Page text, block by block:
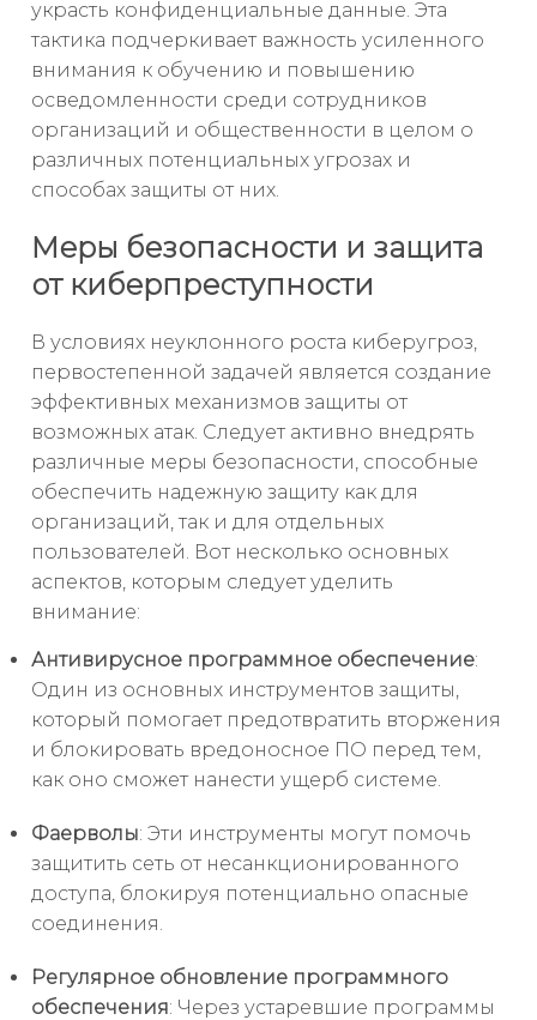
украсть конфиденциальные данные. Эта
тактика подчеркивает важность усиленного
внимания к обучению и повышению
осведомленности среди сотрудников
организаций и общественности в целом о
различных потенциальных угрозах и
способах защиты от них.
Меры безопасности и защита
от киберпреступности
В условиях неуклонного роста киберугроз,
первостепенной задачей является создание
эффективных механизмов защиты от
возможных атак. Следует активно внедрять
различные меры безопасности, способные
обеспечить надежную защиту как для
организаций, так и для отдельных
пользователей. Вот несколько основных
аспектов, которым следует уделить
внимание:
Антивирусное программное обеспечение:
Один из основных инструментов защиты,
который помогает предотвратить вторжения
и блокировать вредоносное ПО перед тем,
как оно сможет нанести ущерб системе.
Фаерволы: Эти инструменты могут помочь
защитить сеть от несанкционированного
доступа, блокируя потенциально опасные
соединения.
Регулярное обновление программного
обеспечения: Через устаревшие программы